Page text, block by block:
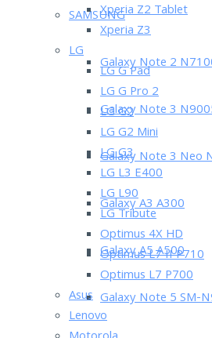
SAMSUNG
Galaxy Note 2
Galaxy Note 3
Galaxy Note 3 Neo
Galaxy A3 A300
Galaxy A5 A500
Galaxy Note 5 SM-
Xperia Z2 Tablet
Xperia Z3
LG
LG G Pad
LG G Pro 2
LG G2
LG G2 Mini
LG G3
LG L3 E400
LG L90
LG Tribute
Optimus 4X HD
Optimus L7 II P710
Optimus L7 P700
Asus
Lenovo